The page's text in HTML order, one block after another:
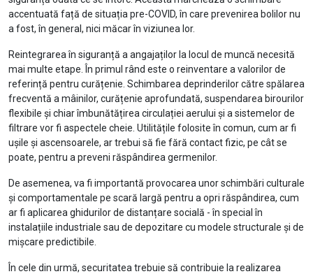
accentuată față de situația pre-COVID, în care prevenirea bolilor nu
a fost, în general, nici măcar în viziunea lor.
Reintegrarea în siguranță a angajaților la locul de muncă necesită
mai multe etape. În primul rând este o reinventare a valorilor de
referință pentru curățenie. Schimbarea deprinderilor către spălarea
frecventă a mâinilor, curățenie aprofundată, suspendarea birourilor
flexibile și chiar îmbunătățirea circulației aerului și a sistemelor de
filtrare vor fi aspectele cheie. Utilitățile folosite în comun, cum ar fi
ușile și ascensoarele, ar trebui să fie fără contact fizic, pe cât se
poate, pentru a preveni răspândirea germenilor.
De asemenea, va fi importantă provocarea unor schimbări culturale
și comportamentale pe scară largă pentru a opri răspândirea, cum
ar fi aplicarea ghidurilor de distanțare socială - în special în
instalațiile industriale sau de depozitare cu modele structurale și de
mișcare predictibile.
În cele din urmă, securitatea trebuie să contribuie la realizarea